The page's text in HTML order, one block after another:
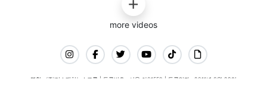
more videos
명칭 : (주)디스패치뉴스그룹 | 등록번호 : 서울 아01558 | 등록일자 : 2011년 3월 22일